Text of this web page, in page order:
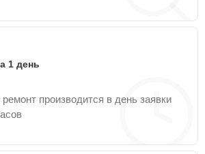
1 день
производится в день заявки